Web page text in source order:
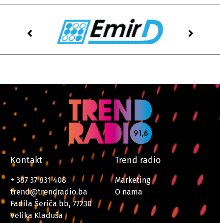
Kontakt
+ 387 37 831 408
trend@trendradio.ba
Fadila Šeriča bb, 77230
Velika Kladuša
Trend radio
Marketing
O nama